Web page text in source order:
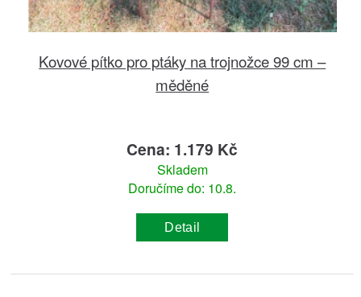
Kovové pítko pro ptáky na trojnožce 99 cm –
měděné
Cena: 1.179 Kč
Skladem
Doručíme do: 10.8.
Detail